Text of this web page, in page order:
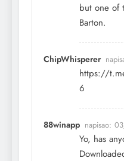
but one of
Barton.
ChipWhisperer
https://
6
88winapp napisao:
Yo, has